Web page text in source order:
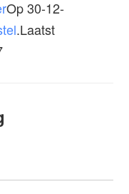
Op30-12-
.Laatst